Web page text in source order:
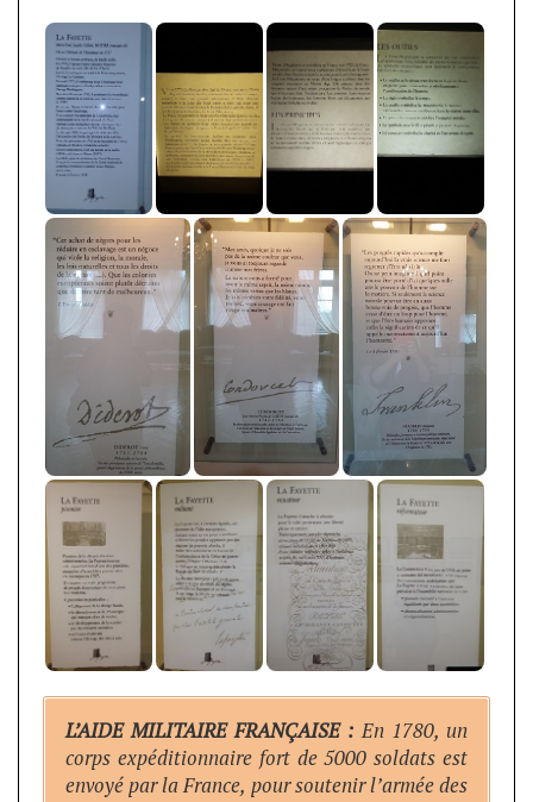
L’AIDE MILITAIRE FRANÇAISE : En 1780, un
corps expéditionnaire fort de 5000 soldats est
envoyé par la France, pour soutenir l’armée des